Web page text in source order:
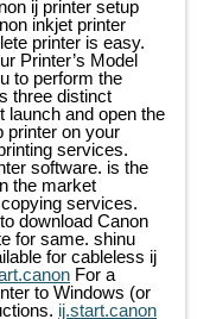
ij printer setup
inkjet printer
printer is easy.
Printer’s Model
to perform the
three distinct
launch and open the
printer on your
services.
software. is the
the market
services.
download Canon
for same. shinu
for cableless ij
For a
to Windows (or
ij.start.canon